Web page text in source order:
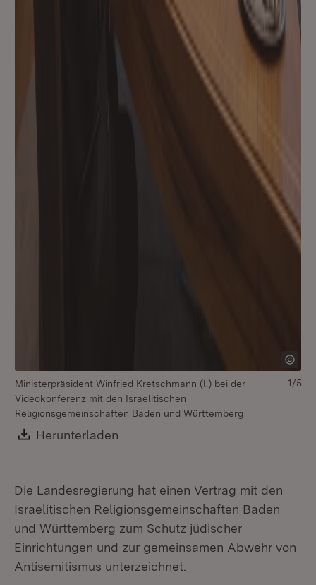
Ministerpräsident Winfried Kretschmann (l.) bei der
Videokonferenz mit den Israelitischen
Religionsgemeinschaften Baden und Württemberg
Download:
Herunterladen
1/5
Die Landesregierung hat einen Vertrag mit den
Israelitischen Religionsgemeinschaften Baden
und Württemberg zum Schutz jüdischer
Einrichtungen und zur gemeinsamen Abwehr von
Antisemitismus unterzeichnet.